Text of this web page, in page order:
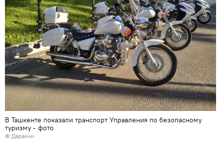
В Ташкенте показали транспорт Управления по безопасному
туризму - фото
© Даракчи